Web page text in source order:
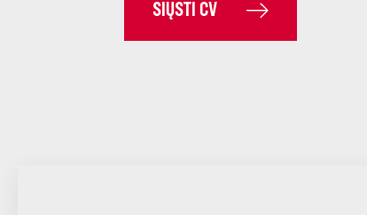
SIŲSTI CV